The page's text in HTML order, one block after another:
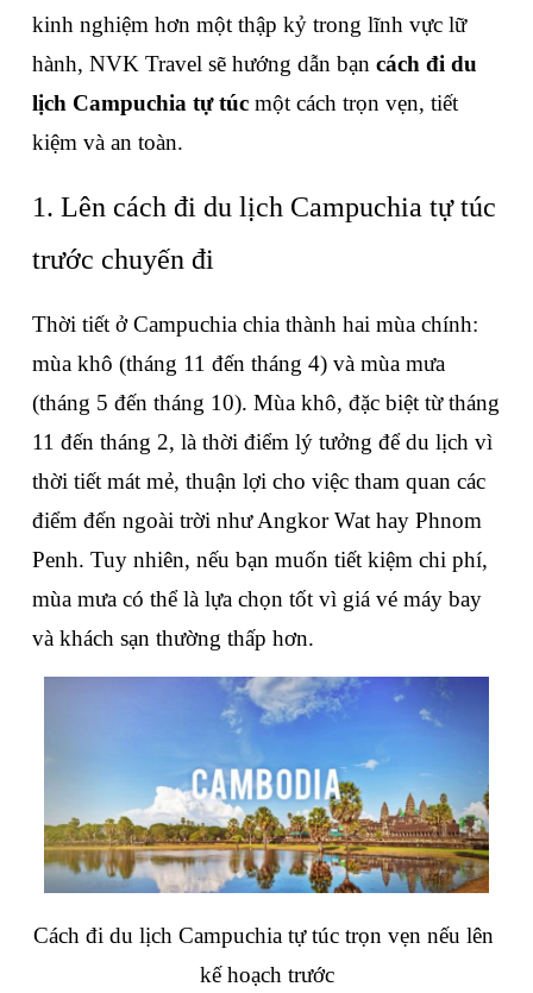
kinh nghiệm hơn một thập kỷ trong lĩnh vực lữ
hành, NVK Travel sẽ hướng dẫn bạn cách đi du
lịch Campuchia tự túc một cách trọn vẹn, tiết
kiệm và an toàn.
1. Lên cách đi du lịch Campuchia tự túc
trước chuyến đi
Thời tiết ở Campuchia chia thành hai mùa chính:
mùa khô (tháng 11 đến tháng 4) và mùa mưa
(tháng 5 đến tháng 10). Mùa khô, đặc biệt từ tháng
11 đến tháng 2, là thời điểm lý tưởng để du lịch vì
thời tiết mát mẻ, thuận lợi cho việc tham quan các
điểm đến ngoài trời như Angkor Wat hay Phnom
Penh. Tuy nhiên, nếu bạn muốn tiết kiệm chi phí,
mùa mưa có thể là lựa chọn tốt vì giá vé máy bay
và khách sạn thường thấp hơn.
Cách đi du lịch Campuchia tự túc trọn vẹn nếu lên
kế hoạch trước